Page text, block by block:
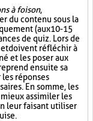
à foison,
du contenu sous la
(aux 10-15
de quiz. Lors de
doivent réfléchir à
et les poser aux
ensuite sa
réponses
En somme, les
assimiler les
leur faisant utiliser